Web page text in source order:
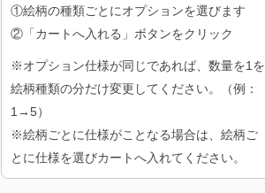
①絵柄の種類ごとにオプションを選びます
②「カートへ入れる」ボタンをクリック
※オプション仕様が同じであれば、数量を1を
絵柄種類の分だけ変更してください。（例：
1→5）
※絵柄ごとに仕様がことなる場合は、絵柄ご
とに仕様を選びカートへ入れてください。